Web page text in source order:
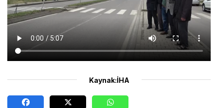
Kaynak:İHA